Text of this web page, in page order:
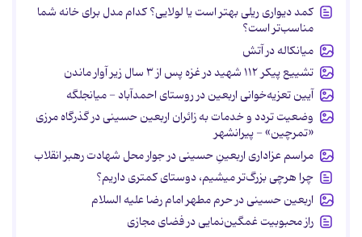
کمد دیواری ریلی بهتر است یا لولایی؟ کدام مدل برای خانه شما
مناسب‌تر است؟
میانکاله در آتش
تشییع پیکر ۱۱۲ شهید در غزه پس از ۳ سال زیر آوار ماندن
آیین تعزیه‌خوانی اربعین در روستای احمدآباد - میانجلگه
وضعیت تردد و خدمات به زائران اربعین حسینی در گذرگاه مرزی
«تمرچین» - پیرانشهر
مراسم عزاداری اربعینِ حسینی در جوار محل شهادت رهبر انقلاب
چرا هرچی بزرگ‌تر میشیم، دوستای کمتری داریم؟
اربعین حسینی در حرم مطهر امام رضا علیه السلام
راز محبوبیت غمگین‌نمایی در فضای مجازی